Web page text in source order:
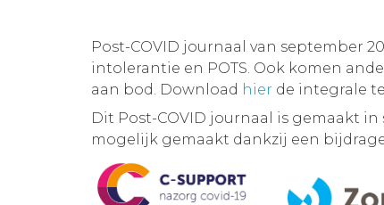
Post-COVID journaal van september
intolerantie en POTS. Ook komen
aan bod. Download hier de integrale
Dit Post-COVID journaal is gemaakt
mogelijk gemaakt dankzij een